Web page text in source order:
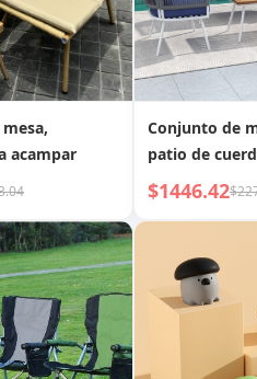
acampar
Conjunto de
patio de
K&K de 4
exterior con
patio
$1446.42